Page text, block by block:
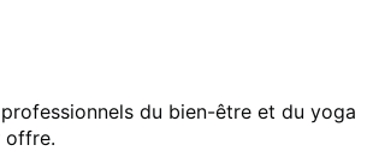
du bien-être et du yoga
offre.